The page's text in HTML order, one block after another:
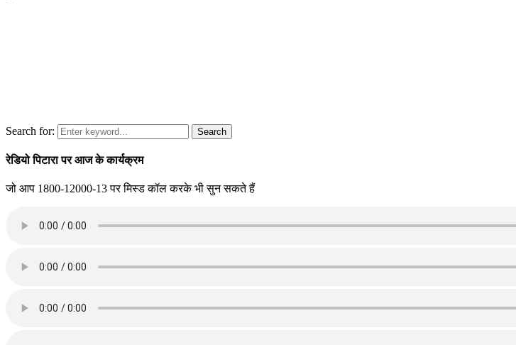
Search for: Search
रेडियो पिटारा पर आज के कार्यक्रम
जो आप 1800-12000-13 पर मिस्ड कॉल करके भी सुन सकते हैं